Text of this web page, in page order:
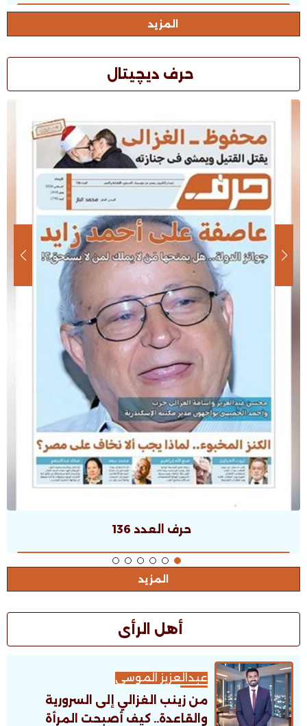
المزيد
حرف ديچيتال
حرف العدد 136
المزيد
أهل الرأى
عبدالعزيز الموسى
من زينب الغزالي إلى السرورية
والقاعدة.. كيف أصبحت المرأة